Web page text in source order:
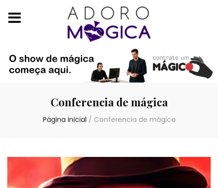
Conferencia de mágica
Página inicial / Conferencia de mágica